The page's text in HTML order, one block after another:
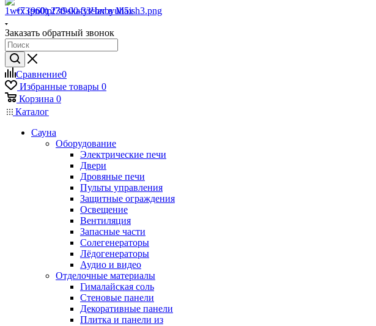
+7 (960) 230-00-33Чат в Max
Заказать обратный звонок
Сравнение0
Избранные товары 0
Корзина 0
Каталог
Сауна
Оборудование
Электрические печи
Двери
Дровяные печи
Пульты управления
Защитные ограждения
Освещение
Вентиляция
Запасные части
Солегенераторы
Лёдогенераторы
Аудио и видео
Отделочные материалы
Гималайская соль
Стеновые панели
Декоративные панели
Плитка и панели из